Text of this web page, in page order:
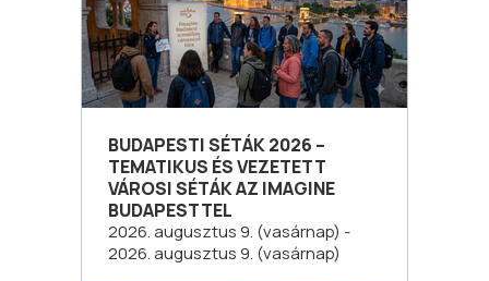
BUDAPESTI SÉTÁK 2026 –
TEMATIKUS ÉS VEZETETT
VÁROSI SÉTÁK AZ IMAGINE
BUDAPESTTEL
2026. augusztus 9. (vasárnap) -
2026. augusztus 9. (vasárnap)